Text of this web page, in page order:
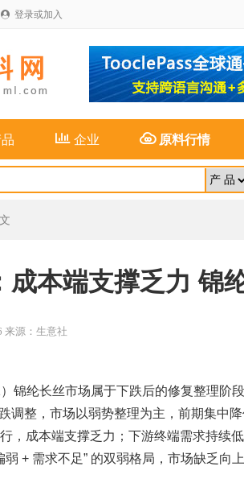
 登录或加入
企业 原料行情
成本端支撑乏力 锦
来源：生意社
）锦纶长丝市场属于下跌后的修复整理
调整，市场以弱势整理为主，前期集中
，成本端支撑乏力；下游终端需求持续
弱 + 需求不足” 的双弱格局，市场缺乏向